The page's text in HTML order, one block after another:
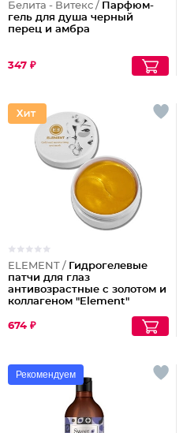
Белита - Витекс / Парфюм-
гель для душа черный
перец и амбра
347 ₽
ELEMENT / Гидрогелевые
патчи для глаз
антивозрастные с золотом и
коллагеном "Element"
674 ₽
Рекомендуем